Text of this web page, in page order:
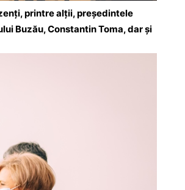
printre alții, președintele
Buzău, Constantin Toma, dar și